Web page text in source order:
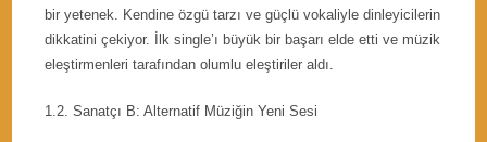
bir yetenek. Kendine özgü tarzı ve güçlü vokaliyle dinleyicilerin
dikkatini çekiyor. İlk single’ı büyük bir başarı elde etti ve müzik
eleştirmenleri tarafından olumlu eleştiriler aldı.
1.2. Sanatçı B: Alternatif Müziğin Yeni Sesi